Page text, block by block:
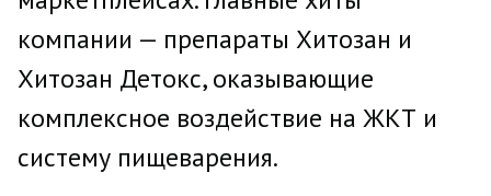
компании — препараты Хитозан и
Хитозан Детокс, оказывающие
комплексное воздействие на ЖКТ и
систему пищеварения.